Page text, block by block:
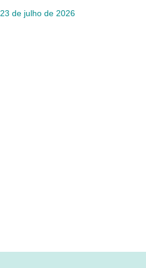
23 de julho de 2026